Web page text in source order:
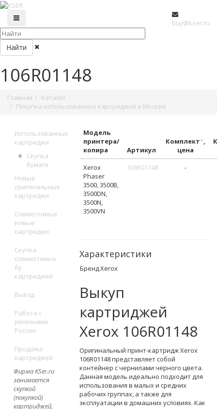
buy@kser.ru
Найти
106R01148
Главная
Каталог
Покупка использованных картриджей в Москве
Использованные
картриджи
Скупка
бумаги
Новые
оригинальные
картриджи
Совместимые
новые
картриджи
Скупка
совместимых
бу
картриджей
Выезд
Работа с
регионами
России
Продажа
картриджей
Фирма KSer.ru
занимается
скупкой
(покупкой)
картриджей,
Модель
принтера/
копира
Артикул
Комплект*
цена
Xerox
Phaser
3500, 3500B,
3500DN,
3500N,
3500VN
106R01148 -
Характеристики
БрендXerox
Выкуп
картриджей
Xerox 106R01148
Оригинальный принт-картридж Xerox
106R01148 представляет собой
контейнер с чернилами черного цвета.
Данная модель идеально подходит для
использования в малых и средних
рабочих группах, а также для
эксплуатации в домашних условиях. Как